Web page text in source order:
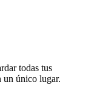
todas tus
un único lugar.